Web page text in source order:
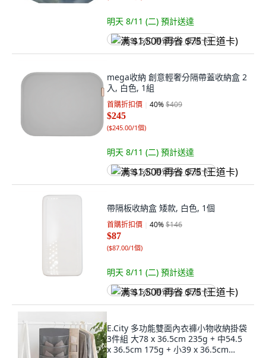
明天 8/11 (二) 預計送達
满 $1,500 再省 $75 (王道卡)
mega收納 創意輕奢分隔帶蓋收納盒 2
入, 白色, 1組
首購折扣價 40%$409
$245
($245.00/1個)
明天 8/11 (二) 預計送達
满 $1,500 再省 $75 (王道卡)
帶隔板收納盒 矮款, 白色, 1個
首購折扣價 40%$146
$87
($87.00/1個)
明天 8/11 (二) 預計送達
满 $1,500 再省 $75 (王道卡)
E.City 多功能雙面內衣褲小物收納掛袋
3件組 大78 x 36.5cm 235g + 中54.5
x 36.5cm 175g + 小39 x 36.5cm